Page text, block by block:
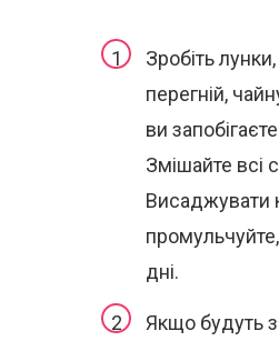
Зробіть
перегній,
ви
Змішайте всі
Висаджувати
дні.
Якщо будуть